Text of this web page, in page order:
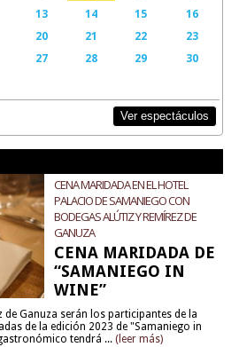
13 14 15
16
20 21 22
23
27 28 29
30
Ver espectáculos
CENA MARIDADA EN EL HOTEL
PALACIO DE SAMANIEGO CON
BODEGAS ALÚTIZ Y REMÍREZ DE
GANUZA
CENA MARIDADA DE
“SAMANIEGO IN
WINE”
de Ganuza serán los participantes de la
de la edición 2023 de "Samaniego in
tendrá ... (leer más)